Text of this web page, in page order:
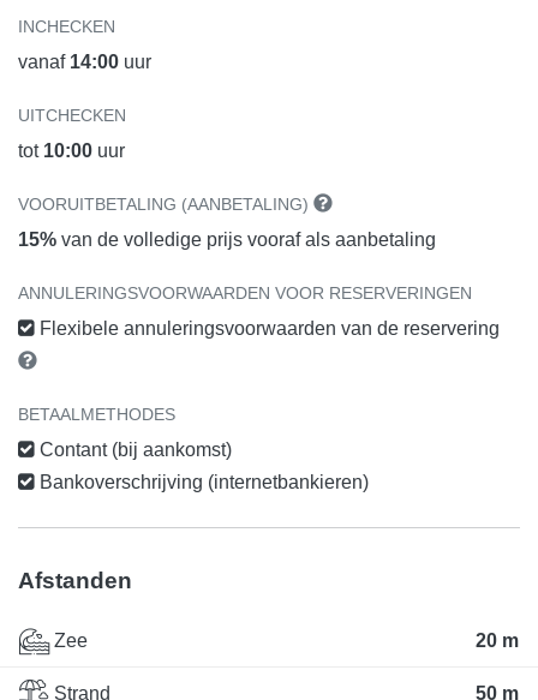
INCHECKEN
vanaf 14:00 uur
UITCHECKEN
tot 10:00 uur
VOORUITBETALING (AANBETALING)
15% van de volledige prijs vooraf als aanbetaling
ANNULERINGSVOORWAARDEN VOOR RESERVERINGEN
Flexibele annuleringsvoorwaarden van de reservering
BETAALMETHODES
Contant (bij aankomst)
Bankoverschrijving (internetbankieren)
Afstanden
Zee 20 m
Strand 50 m